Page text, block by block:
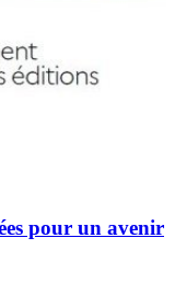
pour un avenir